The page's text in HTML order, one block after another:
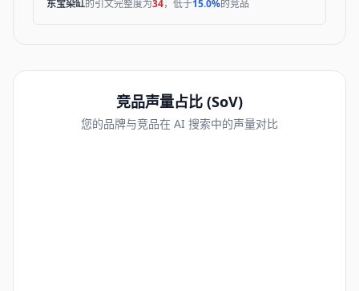
东宝染缸的引文完整度为34，低于15.0%的竞品
竞品声量占比 (SoV)
您的品牌与竞品在 AI 搜索中的声量对比